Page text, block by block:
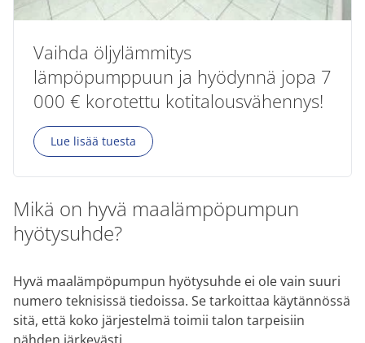
Vaihda öljylämmitys
lämpöpumppuun ja hyödynnä jopa 7
000 € korotettu kotitalousvähennys!
Lue lisää tuesta
Mikä on hyvä maalämpöpumpun
hyötysuhde?
Hyvä maalämpöpumpun hyötysuhde ei ole vain suuri
numero teknisissä tiedoissa. Se tarkoittaa käytännössä
sitä, että koko järjestelmä toimii talon tarpeisiin